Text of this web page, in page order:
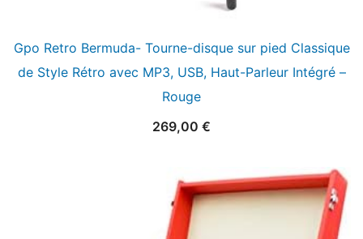
Gpo Retro Bermuda- Tourne-disque sur pied Classique
de Style Rétro avec MP3, USB, Haut-Parleur Intégré –
Rouge
269,00 €